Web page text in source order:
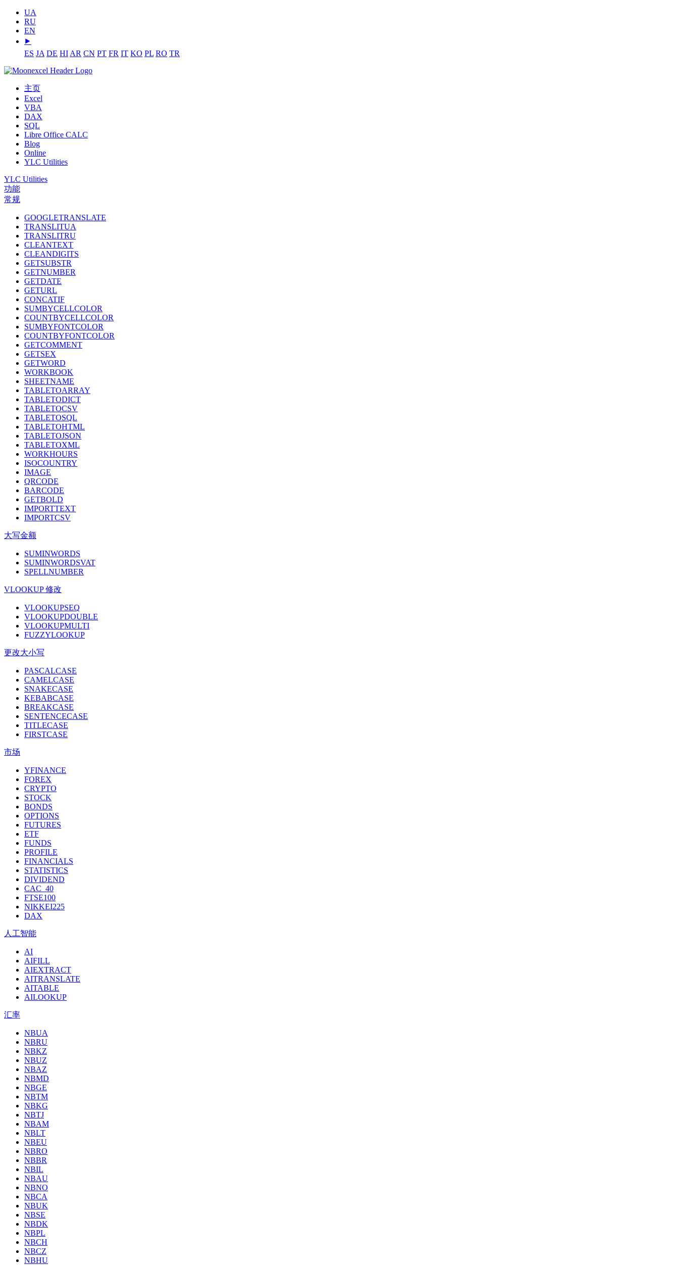
UA
RU
EN
⯈
ES JA DE HI AR CN PT FR IT KO PL RO TR
主页
Excel
VBA
DAX
SQL
Libre Office CALC
Blog
Online
YLC Utilities
YLC Utilities
功能
常规
GOOGLETRANSLATE
TRANSLITUA
TRANSLITRU
CLEANTEXT
CLEANDIGITS
GETSUBSTR
GETNUMBER
GETDATE
GETURL
CONCATIF
SUMBYCELLCOLOR
COUNTBYCELLCOLOR
SUMBYFONTCOLOR
COUNTBYFONTCOLOR
GETCOMMENT
GETSEX
GETWORD
WORKBOOK
SHEETNAME
TABLETOARRAY
TABLETODICT
TABLETOCSV
TABLETOSQL
TABLETOHTML
TABLETOJSON
TABLETOXML
WORKHOURS
ISOCOUNTRY
IMAGE
QRCODE
BARCODE
GETBOLD
IMPORTTEXT
IMPORTCSV
大写金额
SUMINWORDS
SUMINWORDSVAT
SPELLNUMBER
VLOOKUP 修改
VLOOKUPSEQ
VLOOKUPDOUBLE
VLOOKUPMULTI
FUZZYLOOKUP
更改大小写
PASCALCASE
CAMELCASE
SNAKECASE
KEBABCASE
BREAKCASE
SENTENCECASE
TITLECASE
FIRSTCASE
市场
YFINANCE
FOREX
CRYPTO
STOCK
BONDS
OPTIONS
FUTURES
ETF
FUNDS
PROFILE
FINANCIALS
STATISTICS
DIVIDEND
CAC_40
FTSE100
NIKKEI225
DAX
人工智能
AI
AIFILL
AIEXTRACT
AITRANSLATE
AITABLE
AILOOKUP
汇率
NBUA
NBRU
NBKZ
NBUZ
NBAZ
NBMD
NBGE
NBTM
NBKG
NBTJ
NBAM
NBLT
NBEU
NBRO
NBBR
NBIL
NBAU
NBNO
NBCA
NBUK
NBSE
NBDK
NBPL
NBCH
NBCZ
NBHU